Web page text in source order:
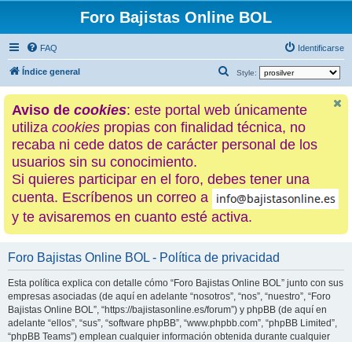
Foro Bajistas Online BOL
FAQ Identificarse
Índice general Style:
u
c
a
Aviso de cookies: este portal web únicamente
utiliza cookies propias con finalidad técnica, no
recaba ni cede datos de carácter personal de los
usuarios sin su conocimiento.
Si quieres participar en el foro, debes tener una
cuenta. Escríbenos un correo a
y te avisaremos en cuanto esté activa.
Foro Bajistas Online BOL - Política de privacidad
Esta política explica con detalle cómo “Foro Bajistas Online BOL” junto con sus
empresas asociadas (de aquí en adelante “nosotros”, “nos”, “nuestro”, “Foro
Bajistas Online BOL”, “https://bajistasonline.es/forum”) y phpBB (de aquí en
adelante “ellos”, “sus”, “software phpBB”, “www.phpbb.com”, “phpBB Limited”,
“phpBB Teams”) emplean cualquier información obtenida durante cualquier